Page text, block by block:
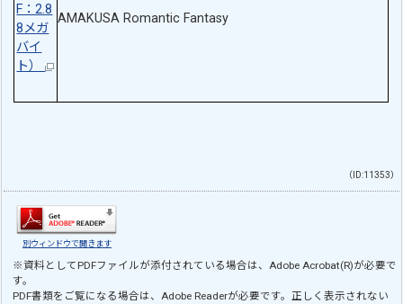
F：2.8
8メガ
バイ
ト）
AMAKUSA Romantic Fantasy
（ID:11353）
別ウィンドウで開きます
※資料としてPDFファイルが添付されている場合は、Adobe Acrobat(R)が必要で
す。
PDF書類をご覧になる場合は、Adobe Readerが必要です。正しく表示されない